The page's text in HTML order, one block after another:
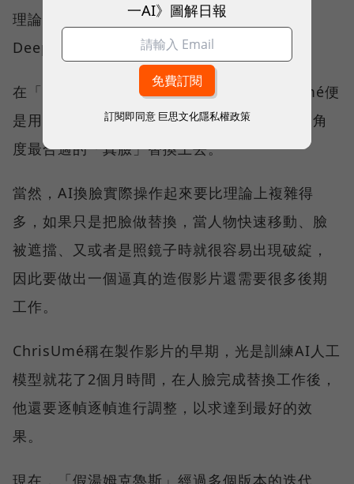
理論上只要給算法足夠多的人臉資訊學習，
DeepFaceLab就能做出以假亂真的換臉效果。
在「假湯姆克魯斯」等製作過程中，ChrisUmé便
是用機器學習了大量湯姆克魯斯真臉後，找出角
度最合適的「真臉」替換上去。
當然，AI換臉實際操作起來要比理論上複雜得
多，如果只是把臉做替換，當人物快速移動、臉
被遮擋、又或者是照鏡子時就很容易出現破綻，
因此要做出一個逼真的造假影片還需要很多後期
工作。
ChrisUmé稱在製作影片的早期，光是訓練AI人工
模型就花了2個月時間，在人臉完成替換工作後，
他還要逐幀逐幀進行調整，以求達到最好的效
果。
現在，「假湯姆克魯斯」經過多個版本的迭代
一AI》圖解日報
訂閱即同意 巨思文化隱私權政策